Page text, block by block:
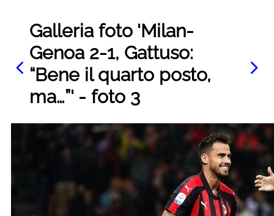
Galleria foto 'Milan-
Genoa 2-1, Gattuso:
“Bene il quarto posto,
ma…”' - foto 3